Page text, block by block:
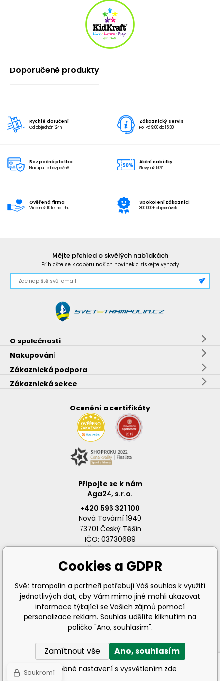
Doporučené produkty
Rychlé doručení
Od objednání 24h
Zákaznický servis
Po-Pá 9:00 do 15:30
Bezpečná platba
Nakupujte bezpečně
Akční nabídky
Slevy až 50%
Ověřená firma
Více než 10 let na trhu
Spokojení zákazníci
300 000+ objednávek
Mějte přehled o skvělých nabídkách
Přihlašte se k odběru našich novinek a získejte výhody
O společnosti
Nakupování
Zákaznická podpora
Zákaznická sekce
Ocenění a certifikáty
Připojte se k nám
Aga24, s.r.o.
+420 596 321 100
Nová Tovární 1940
73701 Český Těšín
IČO: 03730689
DIČ: CZ03730689
info@svet-trampolin.cz
Tento eshop dodala firma BINARGON.cz
Cookies a GDPR
Svět trampolín a partneři potřebují Váš souhlas k využití
jednotlivých dat, aby Vám mimo jiné mohli ukazovat
informace týkající se Vašich zájmů pomocí
personalizace reklam. Souhlas udělíte kliknutím na
políčko "Ano, souhlasím".
Zamítnout vše Ano, souhlasím
Podrobné nastavení s vysvětlením zde
Soukromí